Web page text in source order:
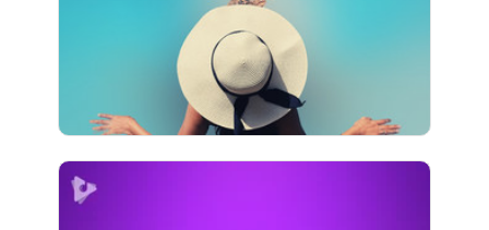
5,709 seguidores